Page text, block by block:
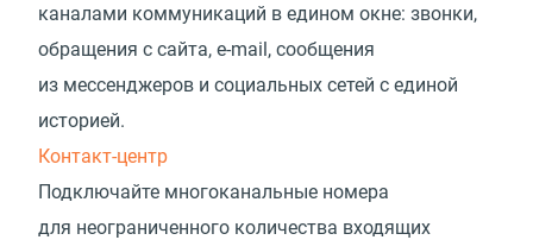
каналами коммуникаций в едином окне: звонки,
обращения с сайта, e-mail, сообщения
из мессенджеров и социальных сетей с единой
историей.
Контакт-центр
Подключайте многоканальные номера
для неограниченного количества входящих